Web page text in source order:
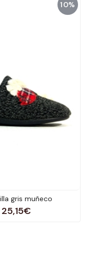
10%
gris muñeco
25,15€